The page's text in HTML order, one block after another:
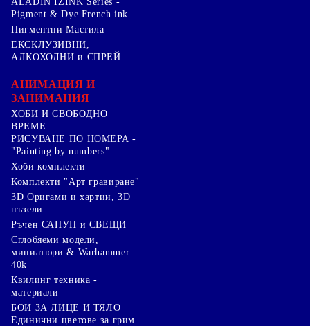
Pigment & Dye French ink
Пигментни Мастила
ЕКСКЛУЗИВНИ,
АЛКОХОЛНИ и СПРЕЙ
АНИМАЦИЯ И
ЗАНИМАНИЯ
ХОБИ И СВОБОДНО
ВРЕМЕ
РИСУВАНЕ ПО НОМЕРА -
"Painting by numbers"
Хоби комплекти
Комплекти "Арт гравиране"
3D Оригами и хартии, 3D
пъзели
Ръчен САПУН и СВЕЩИ
Сглобяеми модели,
миниатюри & Warhammer
40k
Квилинг техника -
материали
БОИ ЗА ЛИЦЕ И ТЯЛО
Единични цветове за грим